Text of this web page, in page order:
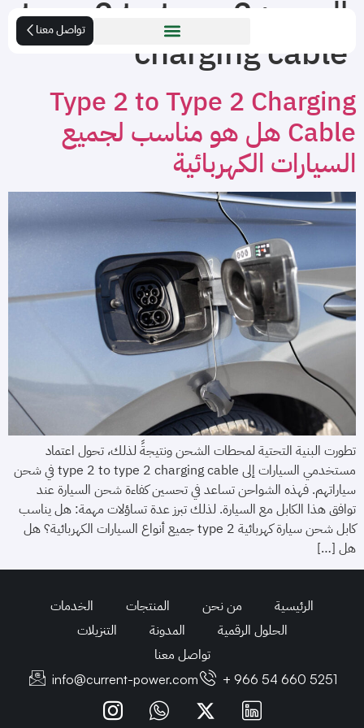
تواصل معنا الوسم: type 2 to type 2
charging cable
Type 2 to Type 2 Charging
Cable هل هو مناسب لجميع
السيارات الكهربائية
تطورت البنية التحتية لمحطات الشحن ونتيجةً لذلك، تحول اعتماد
مستخدمي السيارات إلى type 2 to type 2 charging cable في شحن
سياراتهم. فهذه الشواحن تساعد في تحسين كفاءة شحن السيارة عند
توافق هذا الكابل مع السيارة. لذلك تبرز عدة تساؤلات مهمة: هل يناسب
كابل شحن سيارة كهربائية type 2 جميع أنواع السيارات الكهربائية؟ هل
هل […]
الرئيسية من نحن المنتجات
الخدمات
الحلول الرقمية
المدونة
التنزيلات
تواصل معنا
info@current-power.com + 966 54 660 5251